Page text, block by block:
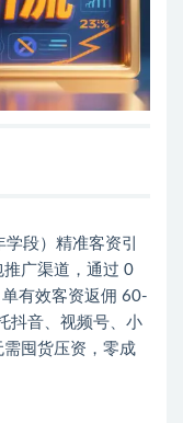
段）精准客资引
广渠道，通过 0
有效客资返佣 60-
抖音、视频号、小
囤货压资，零成